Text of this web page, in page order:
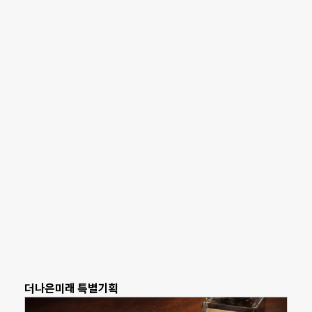
더나은미래 특별기획